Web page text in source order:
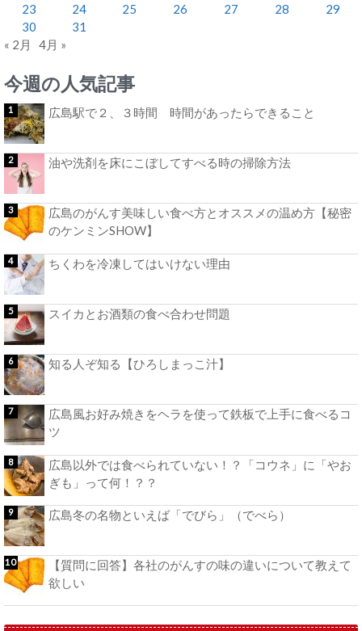
23
24 25 26 27 28
29
30
31
« 2月
4月 »
今週の人気記事
広島駅で２、３時間 時間があったらできること
油や洗剤を床にこぼしてすべる時の掃除方法
広島のがんす美味しい食べ方とオススメの温め方【秘密
のケンミンSHOW】
ちくわを冷凍してはいけない理由
スイカとお酒類の食べ合わせ問題
知る人ぞ知る【ひろしまっこ汁】
広島風お好み焼きをヘラを使って鉄板で上手に食べるコ
ツ
広島以外では食べられていない！？「コウネ」に「やお
ぎも」って何！？？
広島冬の名物といえば「でびら」（でべら）
【質問に回答】各社のがんすの味の違いについて教えて
欲しい